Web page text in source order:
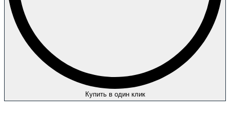
Купить в один клик